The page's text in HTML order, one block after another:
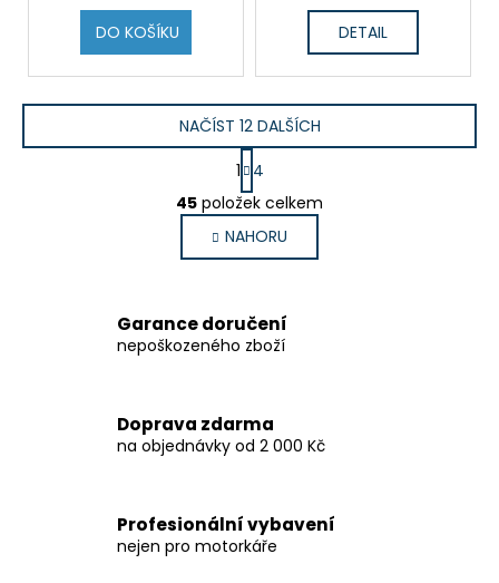
DO KOŠÍKU DETAIL
O
v
l
á
a
c
r
v
ý
p
NAČÍST 12 DALŠÍCH
S
t
r
á
n
k
á
n
1
4
45 položek celkem
NAHORU
Garance doručení
nepoškozeného zboží
Doprava zdarma
na objednávky od 2 000 Kč
Profesionální vybavení
nejen pro motorkáře